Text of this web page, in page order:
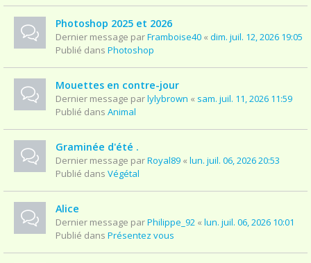
Photoshop 2025 et 2026
Dernier message parFramboise40 « dim. juil. 12, 2026 19:05
Publié dans Photoshop
Mouettes en contre-jour
Dernier message parlylybrown « sam. juil. 11, 2026 11:59
Publié dans Animal
Graminée d'été .
Dernier message parRoyal89 « lun. juil. 06, 2026 20:53
Publié dans Végétal
Alice
Dernier message parPhilippe_92 « lun. juil. 06, 2026 10:01
Publié dans Présentez vous